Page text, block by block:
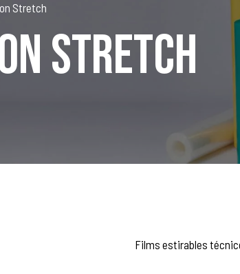
Stretch
Stretch
Films estirables